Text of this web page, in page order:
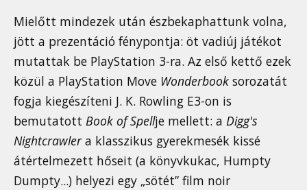
Mielőtt mindezek után észbekaphattunk volna,
jött a prezentáció fénypontja: öt vadiúj játékot
mutattak be PlayStation 3-ra. Az első kettő ezek
közül a PlayStation Move Wonderbook sorozatát
fogja kiegészíteni J. K. Rowling E3-on is
bemutatott Book of Spellje mellett: a Digg's
Nightcrawlera klasszikus gyerekmesék kissé
átértelmezett hőseit (a könyvkukac, Humpty
Dumpty...) helyezi egy „sötét” film noir